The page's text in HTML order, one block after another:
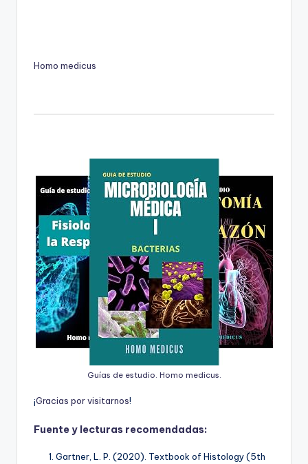
Homo medicus
Guías de estudio. Homo medicus.
¡Gracias porvisitarnos!
Fuente y lecturas recomendadas:
Gartner, L. P. (2020). Textbook of Histology (5th